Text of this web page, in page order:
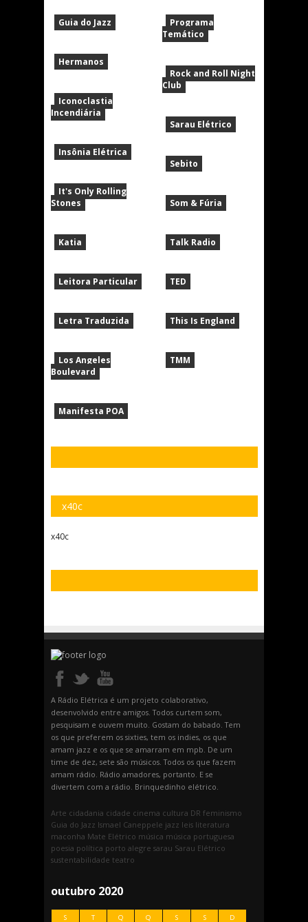
Guia do Jazz
Hermanos
Iconoclastia
Incendiária
Insônia Elétrica
It's Only Rolling
Stones
Katia
Leitora Particular
Letra Traduzida
Los Angeles
Boulevard
Manifesta POA
Programa
Temático
Rock and Roll Night
Club
Sarau Elétrico
Sebito
Som & Fúria
Talk Radio
TED
This Is England
TMM
x40c
x40c
A Rádio Elétrica é um projeto colaborativo,
desenvolvido entre amigos. Todos curtem som,
pesquisam e ouvem muito. Gostam do babado. Tem
os que preferem os sixties, tem os indies, os que
amam jazz e os que se amarram em mpb. De um
time de dez, sete são músicos. Todos os que fazem
amam rádio. Rádio amadores, portanto. E se
divertem com a rádio. Brinquedinho elétrico.
Arte cidadania cidade cinema cultura DR feminismo
Guia do Jazz Ismael Caneppele jazz leis literatura
maconha Mate Elétrico música música portuguesa
poesia política porto alegre sarau Sarau Elétrico
sustentabilidade teatro
outubro 2020
S T Q Q S S D